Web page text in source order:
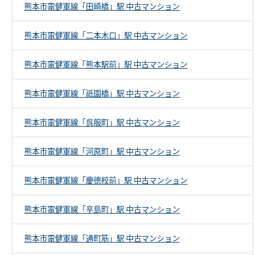
熊本市電健軍線「田崎橋」駅 中古マンション
熊本市電健軍線「二本木口」駅 中古マンション
熊本市電健軍線「熊本駅前」駅 中古マンション
熊本市電健軍線「祇園橋」駅 中古マンション
熊本市電健軍線「呉服町」駅 中古マンション
熊本市電健軍線「河原町」駅 中古マンション
熊本市電健軍線「慶徳校前」駅 中古マンション
熊本市電健軍線「辛島町」駅 中古マンション
熊本市電健軍線「通町筋」駅 中古マンション